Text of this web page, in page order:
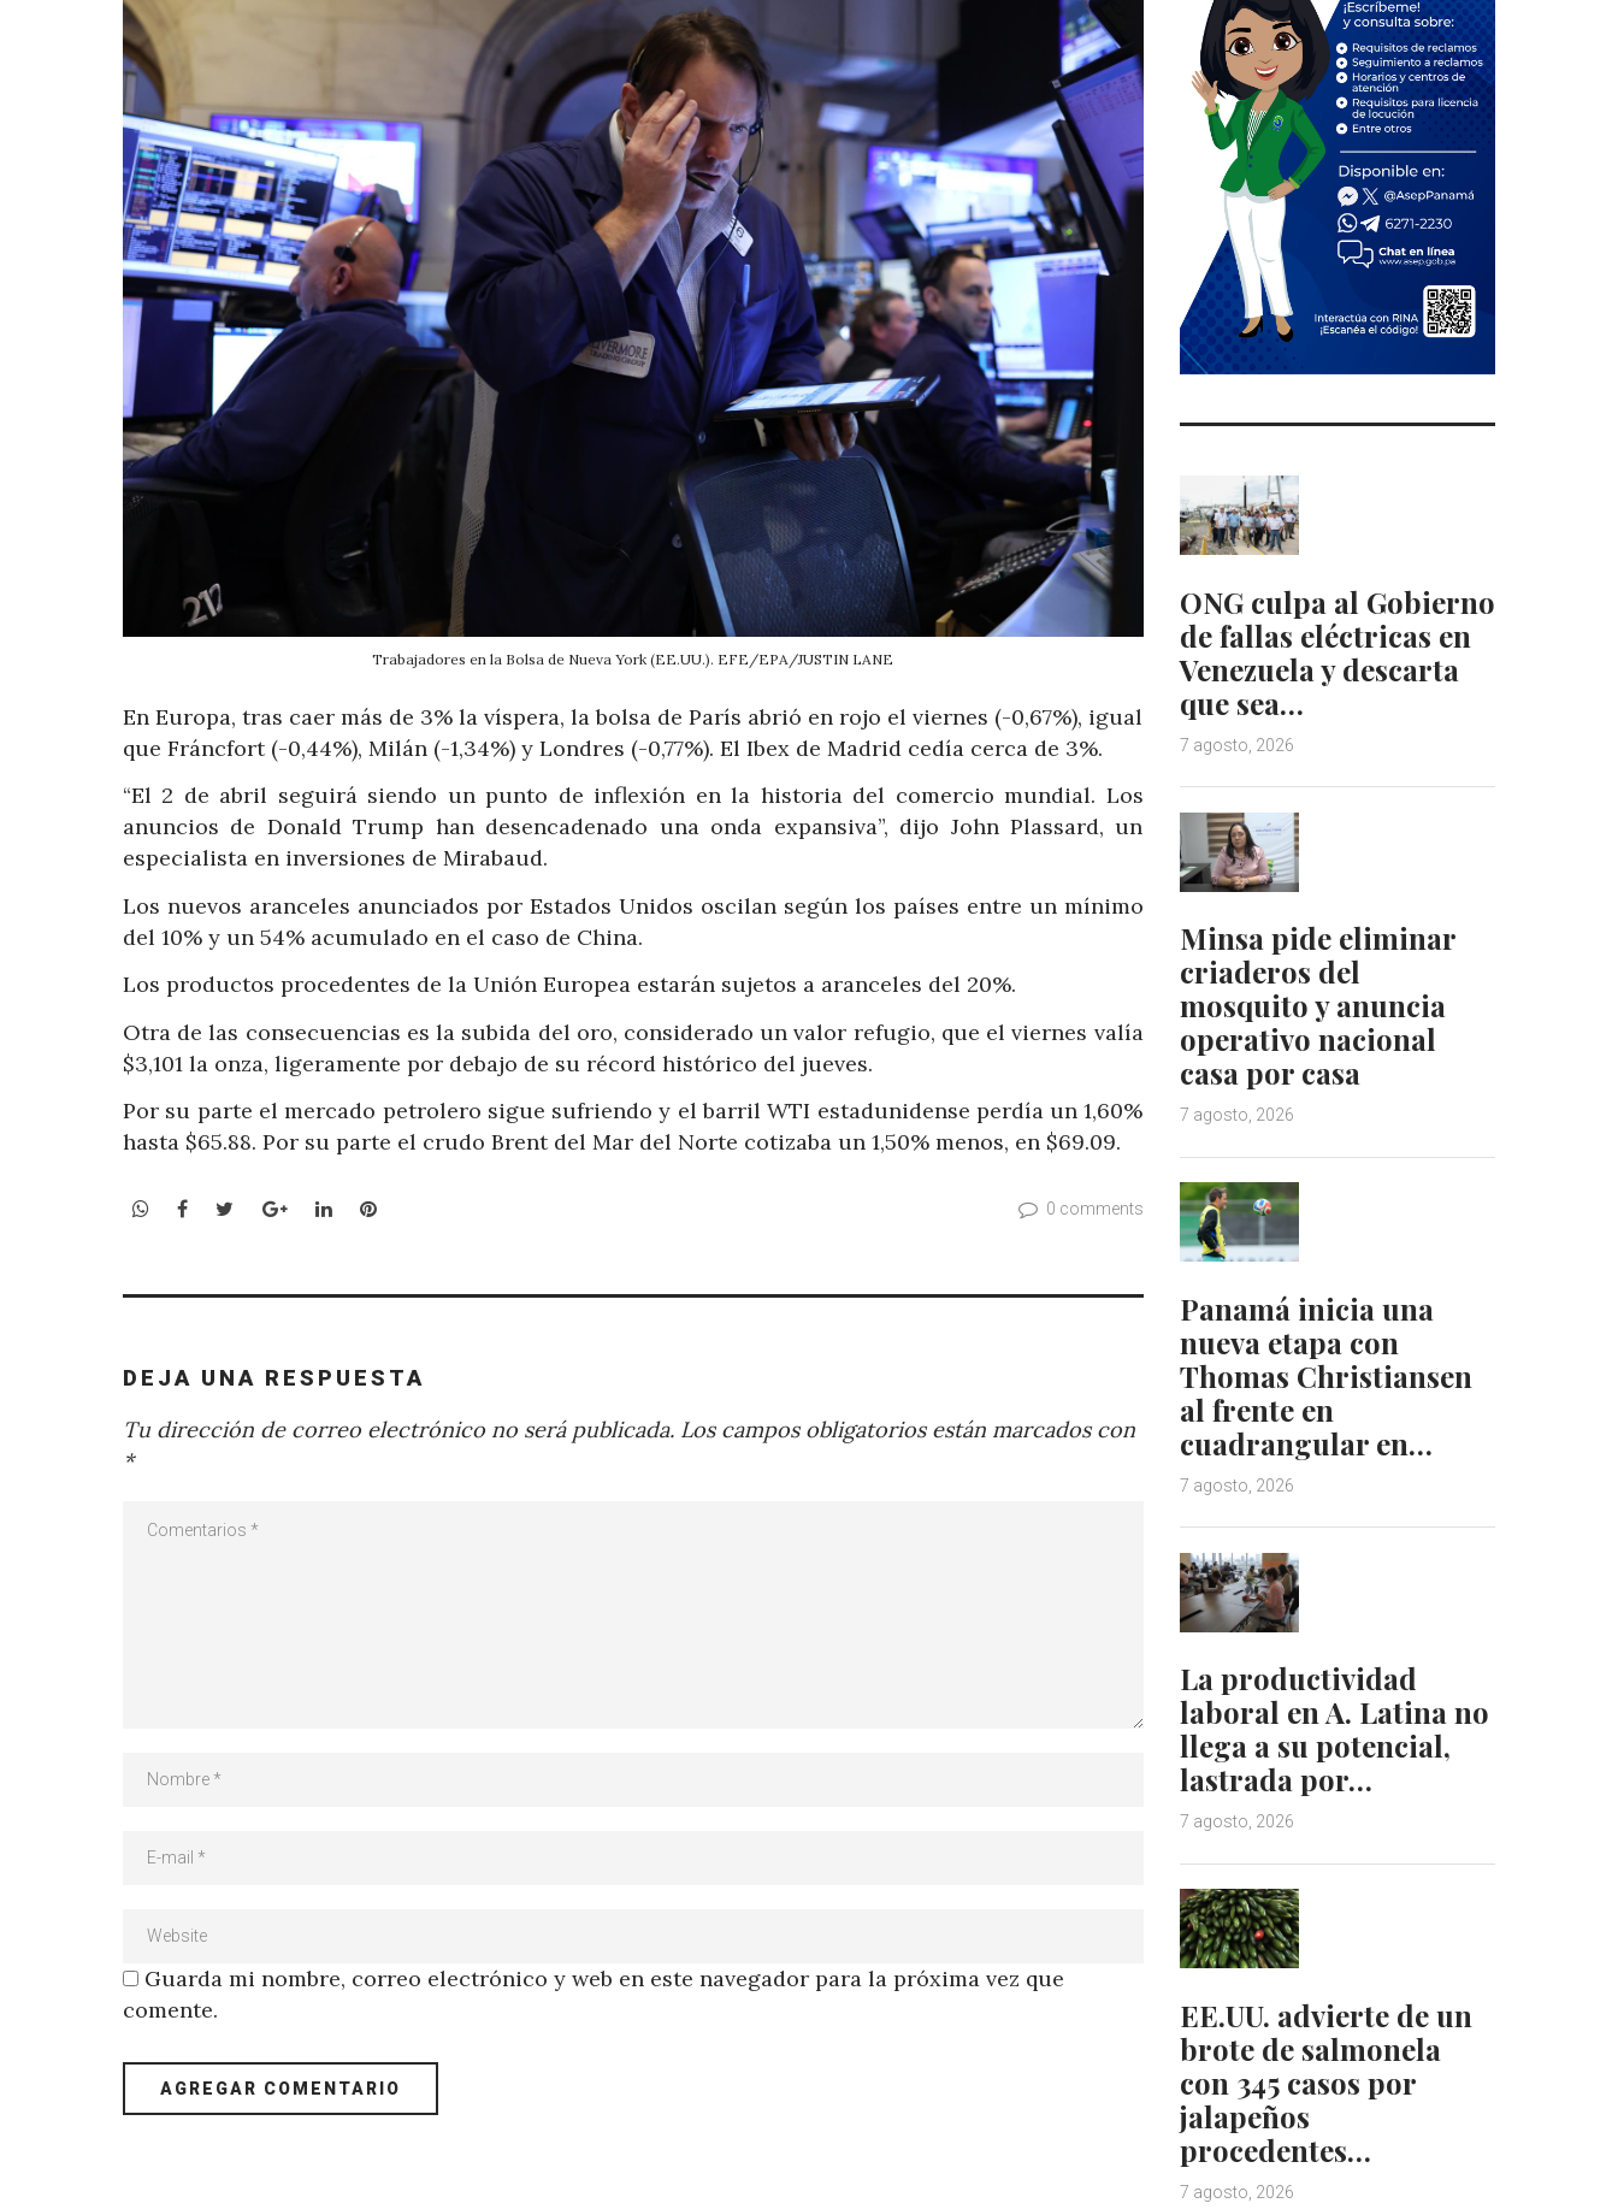
Trabajadores en la Bolsa de Nueva York (EE.UU.). EFE/EPA/JUSTIN LANE
En Europa, tras caer más de 3% la víspera, la bolsa de París abrió en rojo el viernes (-0,67%), igual
que Fráncfort (-0,44%), Milán (-1,34%) y Londres (-0,77%). El Ibex de Madrid cedía cerca de 3%.
“El 2 de abril seguirá siendo un punto de inflexión en la historia del comercio mundial. Los
anuncios de Donald Trump han desencadenado una onda expansiva”, dijo John Plassard, un
especialista en inversiones de Mirabaud.
Los nuevos aranceles anunciados por Estados Unidos oscilan según los países entre un mínimo
del 10% y un 54% acumulado en el caso de China.
Los productos procedentes de la Unión Europea estarán sujetos a aranceles del 20%.
Otra de las consecuencias es la subida del oro, considerado un valor refugio, que el viernes valía
$3,101 la onza, ligeramente por debajo de su récord histórico del jueves.
Por su parte el mercado petrolero sigue sufriendo y el barril WTI estadunidense perdía un 1,60%
hasta $65.88. Por su parte el crudo Brent del Mar del Norte cotizaba un 1,50% menos, en $69.09.
WhatsApp
Facebook
TwitterGoogle+LinkedInPinterest 0 comments
DEJA UNA RESPUESTA
Tu dirección de correo electrónico no será publicada. Los campos obligatorios están marcados con
*
Guarda mi nombre, correo electrónico y web en este navegador para la próxima vez que
comente.
ONG culpa al Gobierno
de fallas eléctricas en
Venezuela y descarta
que sea…
7 agosto, 2026
Minsa pide eliminar
criaderos del
mosquito y anuncia
operativo nacional
casa por casa
7 agosto, 2026
Panamá inicia una
nueva etapa con
Thomas Christiansen
al frente en
cuadrangular en…
7 agosto, 2026
La productividad
laboral en A. Latina no
llega a su potencial,
lastrada por…
7 agosto, 2026
EE.UU. advierte de un
brote de salmonela
con 345 casos por
jalapeños
procedentes…
7 agosto, 2026